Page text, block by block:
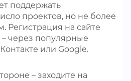
поддержать
проектов, но не более
Регистрация на сайте
– через популярные
или Google.
– заходите на